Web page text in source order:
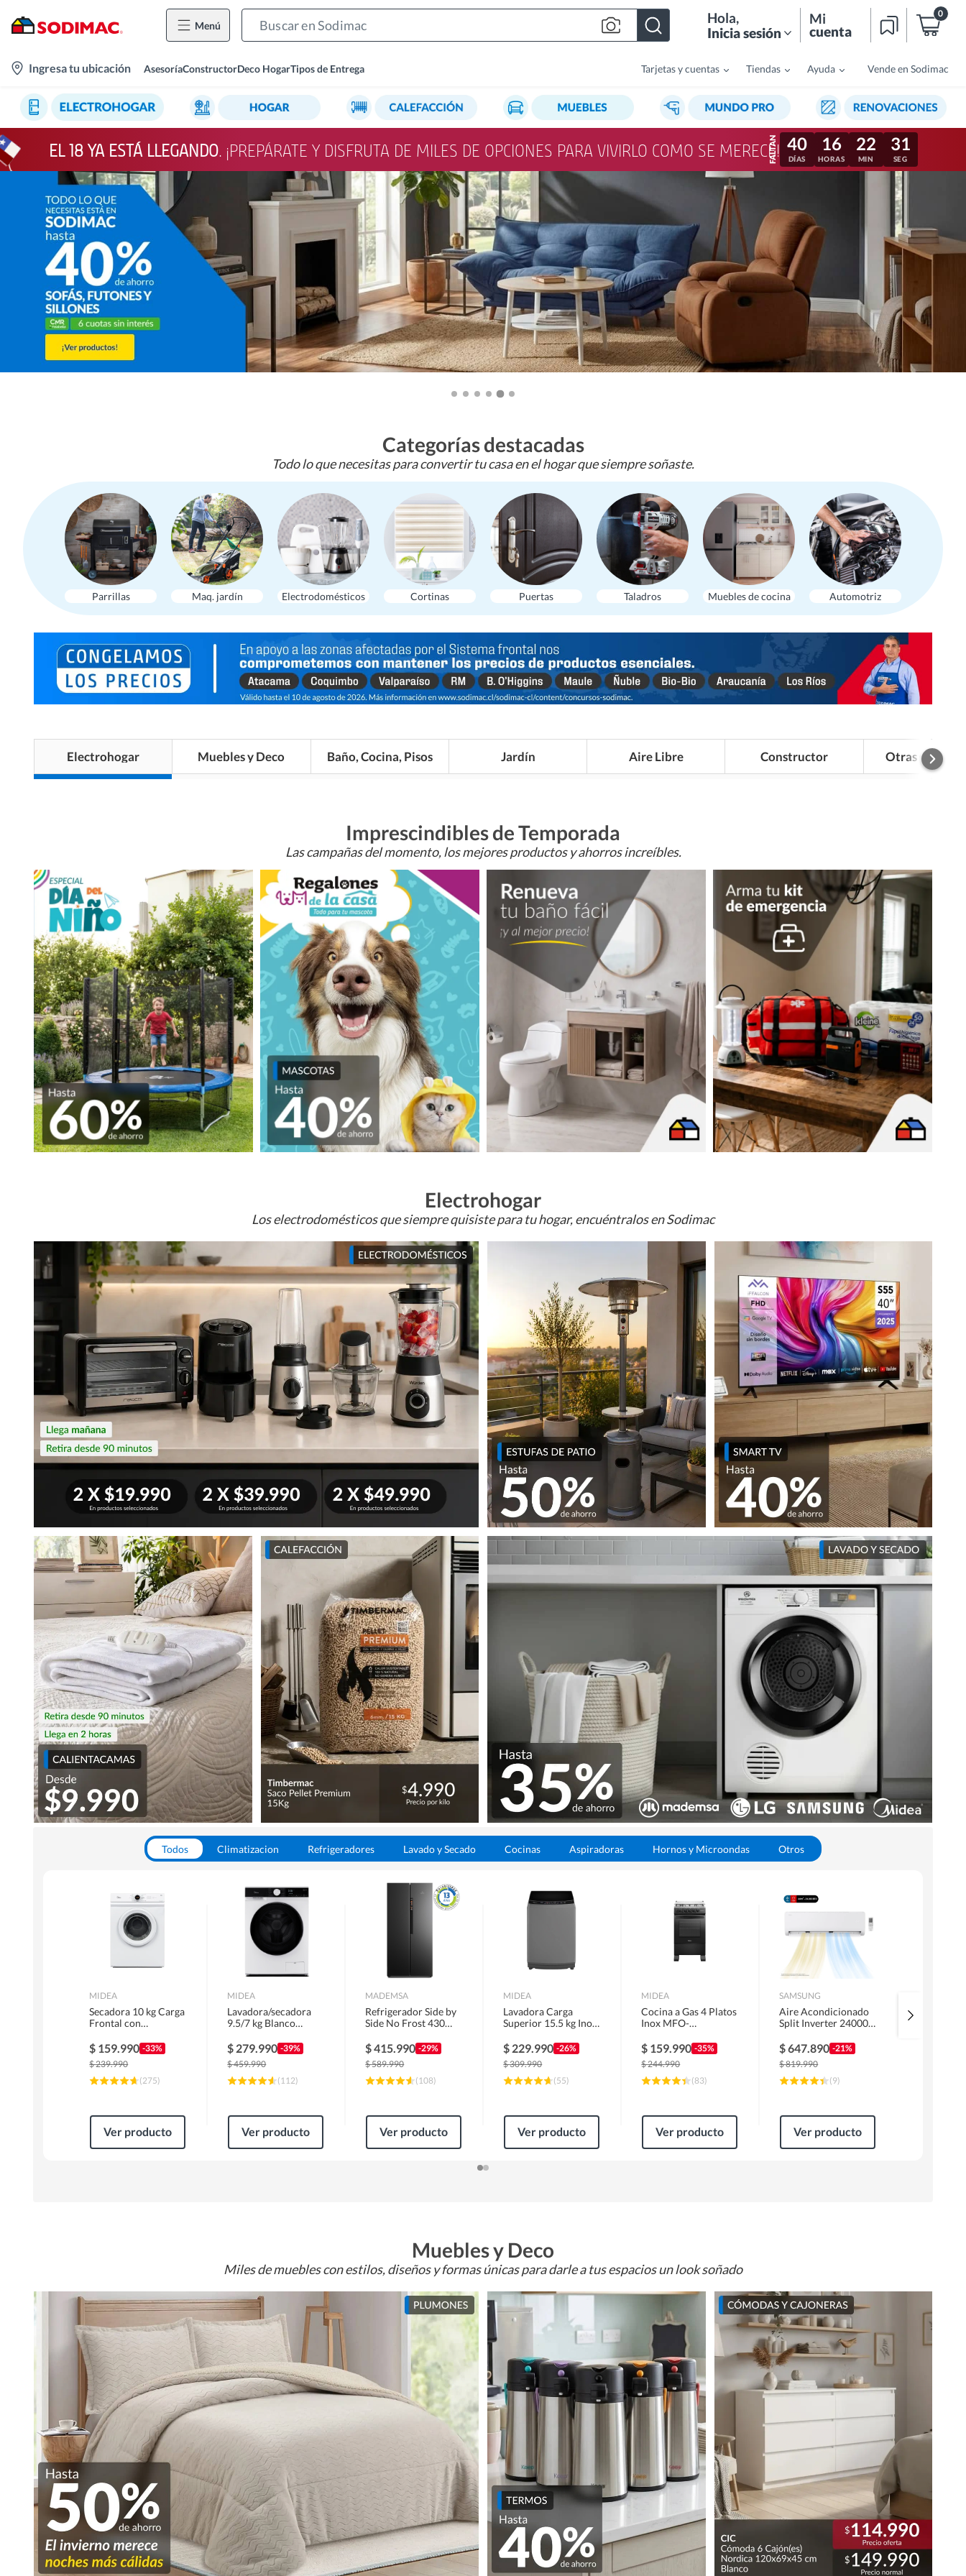
Menú Hola,
Inicia sesión
Mi
cuenta
0
location-
Ingresa tu ubicación AsesoríaConstructorDeco HogarTipos de Entrega Tarjetas y cuentas Tiendas Ayuda Vende en Sodimac
EL 18 YA ESTÁ LLEGANDO. ¡PREPÁRATE Y DISFRUTA DE MILES DE OPCIONES PARA VIVIRLO COMO SE MERECE! 40
DÍAS
16
HORAS
22
MIN
28
SEG
Categorías destacadas
Todo lo que necesitas para convertir tu casa en el hogar que siempre soñaste.
Parrillas Maq. jardín Electrodomésticos Cortinas Puertas Taladros Muebles de cocina Automotriz
Electrohogar Muebles y Deco Baño, Cocina, Pisos Jardín Aire Libre Constructor Otras
Imprescindibles de Temporada
Las campañas del momento, los mejores productos y ahorros increíbles.
Electrohogar
Los electrodomésticos que siempre quisiste para tu hogar, encuéntralos en Sodimac
Todos Climatizacion Refrigeradores Lavado y Secado Cocinas Aspiradoras Hornos y Microondas Otros
MIDEA
Secadora 10 kg Carga
Frontal con
MD100A100/W2
$ 159.990 -33%
$239.990
(275)
Ver producto
MIDEA
Lavadora/secadora
9.5/7 kg Blanco
$ 279.990 -39%
$459.990
(112)
Ver producto
MADEMSA
Refrigerador Side by
Side No Frost 430
MAS430B
$415.990 -29%
$589.990
(108)
Ver producto
MIDEA
Lavadora Carga
Superior 15.5 kg Inox
$ 229.990 -26%
$309.990
(55)
Ver producto
MIDEA
Cocina a Gas 4 Platos
Inox MFO-
$ 159.990 -35%
$244.990
(83)
Ver producto
SAMSUNG
Aire Acondicionado
Split Inverter 24000
$647.890 -21%
$819.990
(9)
Ver producto
Muebles y Deco
Miles de muebles con estilos, diseños y formas únicas para darle a tus espacios un look soñado